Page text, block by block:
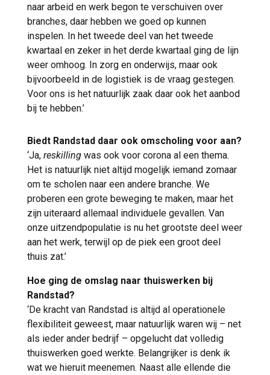
naar arbeid en werk begon te verschuiven over
branches, daar hebben we goed op kunnen
inspelen. In het tweede deel van het tweede
kwartaal en zeker in het derde kwartaal ging de lijn
weer omhoog. In zorg en onderwijs, maar ook
bijvoorbeeld in de logistiek is de vraag gestegen.
Voor ons is het natuurlijk zaak daar ook het aanbod
bij te hebben.’
Biedt Randstad daar ook omscholing voor aan?
‘Ja, reskilling was ook voor corona al een thema.
Het is natuurlijk niet altijd mogelijk iemand zomaar
om te scholen naar een andere branche. We
proberen een grote beweging te maken, maar het
zijn uiteraard allemaal individuele gevallen. Van
onze uitzendpopulatie is nu het grootste deel weer
aan het werk, terwijl op de piek een groot deel
thuis zat.’
Hoe ging de omslag naar thuiswerken bij
Randstad?
‘De kracht van Randstad is altijd al operationele
flexibiliteit geweest, maar natuurlijk waren wij – net
als ieder ander bedrijf – opgelucht dat volledig
thuiswerken goed werkte. Belangrijker is denk ik
wat we hieruit meenemen. Naast alle ellende die